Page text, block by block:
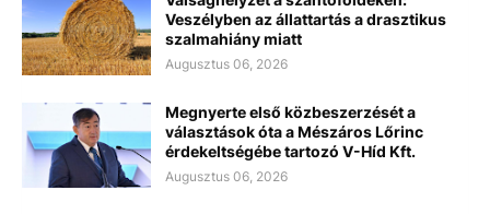
Veszélyben az állattartás a drasztikus
szalmahiány miatt
Augusztus 06, 2026
Megnyerte első közbeszerzését a
választások óta a Mészáros Lőrinc
érdekeltségébe tartozó V-Híd Kft.
Augusztus 06, 2026